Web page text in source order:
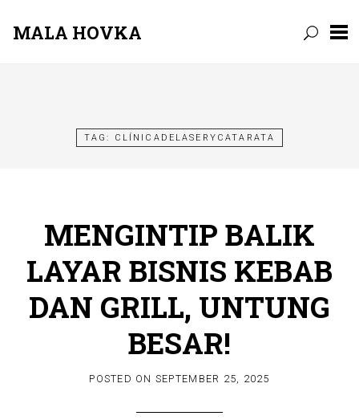
MALA HOVKA
TAG: CLÍNICADELASERYCATARATA
MENGINTIP BALIK
LAYAR BISNIS KEBAB
DAN GRILL, UNTUNG
BESAR!
POSTED ON SEPTEMBER 25, 2025